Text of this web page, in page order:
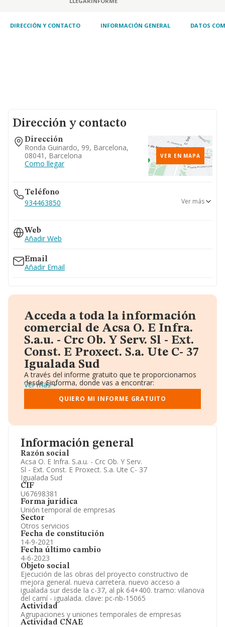
DIRECCIÓN Y CONTACTO INFORMACIÓN GENERAL DATOS
Información general
Razón social
Acsa O. E Infra. S.a.u. - Crc Ob. Y Serv.
Sl - Ext. Const. E Proxect. S.a. Ute C- 37
Igualada Sud
CIF
U67698381
Forma jurídica
Unión temporal de empresas
Sector
Otros servicios
Fecha de constitución
14-9-2021
Fecha último cambio
4-6-2023
Objeto social
Ejecución de las obras del proyecto constructivo de
mejora general. nueva carretera. nuevo acceso a
igualada sur desde la c-37, al pk 64+400. tramo: vilanova
del camí - igualada. clave: pc-nb-15065
Actividad
Agrupaciones y uniones temporales de empresas
Actividad CNAE
Dirección y contacto
Dirección
Ronda Guinardo, 99, Barcelona,
08041, Barcelona
Como llegar
VER EN MAPA
Teléfono
934463850
932259450
Ver más
Web
Añadir Web
Email
Añadir Email
Acceda a toda la información
comercial de Acsa O. E Infra.
S.a.u. - Crc Ob. Y Serv. Sl - Ext.
Const. E Proxect. S.a. Ute C- 37
Igualada Sud
A través del informe gratuito que te proporcionamos
desde Einforma, donde vas a encontrar:
Datos identificativos: Denominación, CIF,
Teléfono, Domicilio.
Informe Mercantil Completo (BORME).
Accionistas.
Participaciones y Vinculaciones en otras empresas.
Artículos de prensa publicados sobre la empresa.
Información oficial y registral complementaria.
Ver más
QUIERO MI INFORME GRATUITO